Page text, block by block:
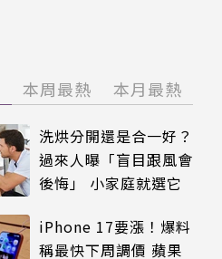
本周最熱 本月最熱
洗烘分開還是合一好？
過來人曝「盲目跟風會
後悔」 小家庭就選它
iPhone 17要漲！爆料
稱最快下周調價 蘋果